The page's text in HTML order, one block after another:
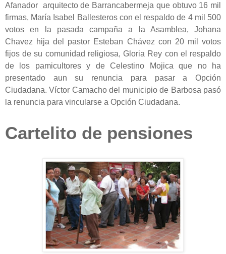
Afanador arquitecto de Barrancabermeja que obtuvo 16 mil
firmas, María Isabel Ballesteros con el respaldo de 4 mil 500
votos en la pasada campaña a la Asamblea, Johana
Chavez hija del pastor Esteban Chávez con 20 mil votos
fijos de su comunidad religiosa, Gloria Rey con el respaldo
de los pamicultores y de Celestino Mojica que no ha
presentado aun su renuncia para pasar a Opción
Ciudadana. Víctor Camacho del municipio de Barbosa pasó
la renuncia para vincularse a Opción Ciudadana.
Cartelito de pensiones